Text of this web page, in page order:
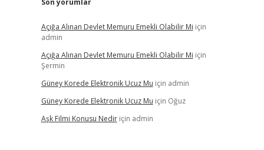
Son yorumlar
Açığa Alınan Devlet Memuru Emekli Olabilir Mi için
admin
Açığa Alınan Devlet Memuru Emekli Olabilir Mi için
Şermin
Güney Korede Elektronik Ucuz Mu için admin
Güney Korede Elektronik Ucuz Mu için Oğuz
Aşk Filmi Konusu Nediriçin admin